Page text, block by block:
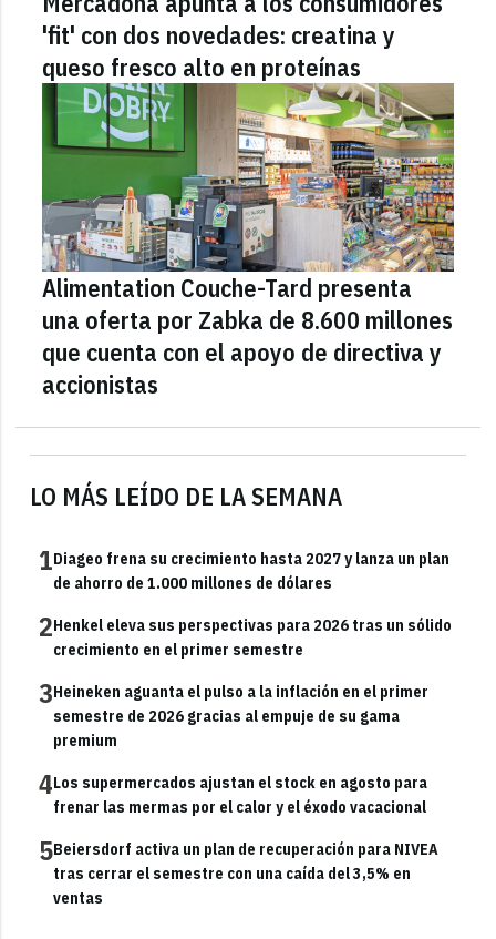
LO MÁS LEÍDO DE LA SEMANA
1Diageo frena su crecimiento hasta 2027 y lanza un plan
de ahorro de 1.000 millones de dólares
2Henkel eleva sus perspectivas para 2026 tras un sólido
crecimiento en el primer semestre
3Heineken aguanta el pulso a la inflación en el primer
semestre de 2026 gracias al empuje de su gama
premium
4Los supermercados ajustan el stock en agosto para
frenar las mermas por el calor y el éxodo vacacional
5Beiersdorf activa un plan de recuperación para NIVEA
tras cerrar el semestre con una caída del 3,5% en
ventas
'fit' con dos novedades: creatina y
queso fresco alto en proteínas
Alimentation Couche-Tard presenta
una oferta por Zabka de 8.600 millones
que cuenta con el apoyo de directiva y
accionistas